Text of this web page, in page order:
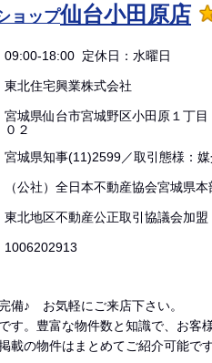
ョップ仙台小田原店
09:00-18:00 定休日：水曜日
東北住宅興業株式会社
宮城県仙台市宮城野区小田原１丁目
０２
宮城県知事(11)2599／取引態様：
（公社）全日本不動産協会宮城県本
東北地区不動産公正取引協議会加盟
1006202913
備♪ お気軽にご来店下さい。
す。豊富な物件数と知識で、お客
載の物件はまとめてご紹介可能で